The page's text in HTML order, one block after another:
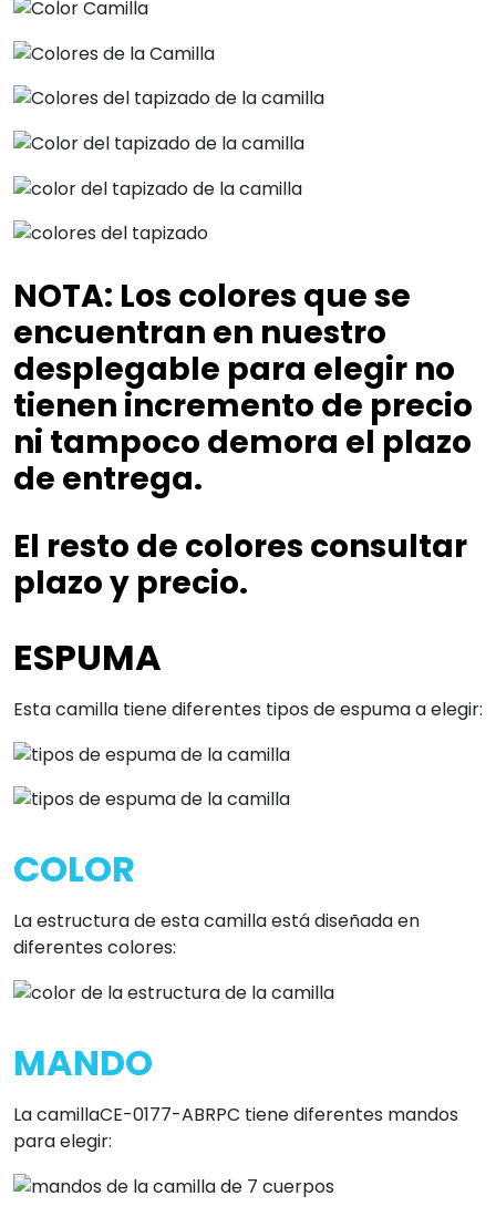
NOTA: Los colores que se
encuentran en nuestro
desplegable para elegir no
tienen incremento de precio
ni tampoco demora el plazo
de entrega.
El resto de colores consultar
plazo y precio.
ESPUMA
Esta camilla tiene diferentes tipos de espuma a elegir:
COLOR
La estructura de esta camilla está diseñada en
diferentes colores:
MANDO
La camillaCE-0177-ABRPC tiene diferentes mandos
para elegir: